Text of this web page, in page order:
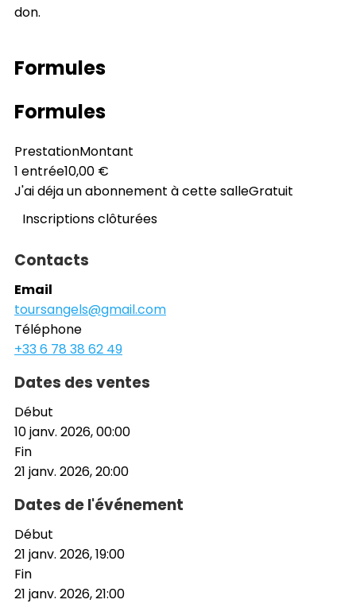
don.
Formules
Formules
PrestationMontant
1 entrée10,00 €
J'ai déja un abonnement à cette salleGratuit
Inscriptions clôturées
Contacts
Email
toursangels@gmail.com
Téléphone
+33 6 78 38 62 49
Dates des ventes
Début
10 janv. 2026, 00:00
Fin
21 janv. 2026, 20:00
Dates de l'événement
Début
21 janv. 2026, 19:00
Fin
21 janv. 2026, 21:00